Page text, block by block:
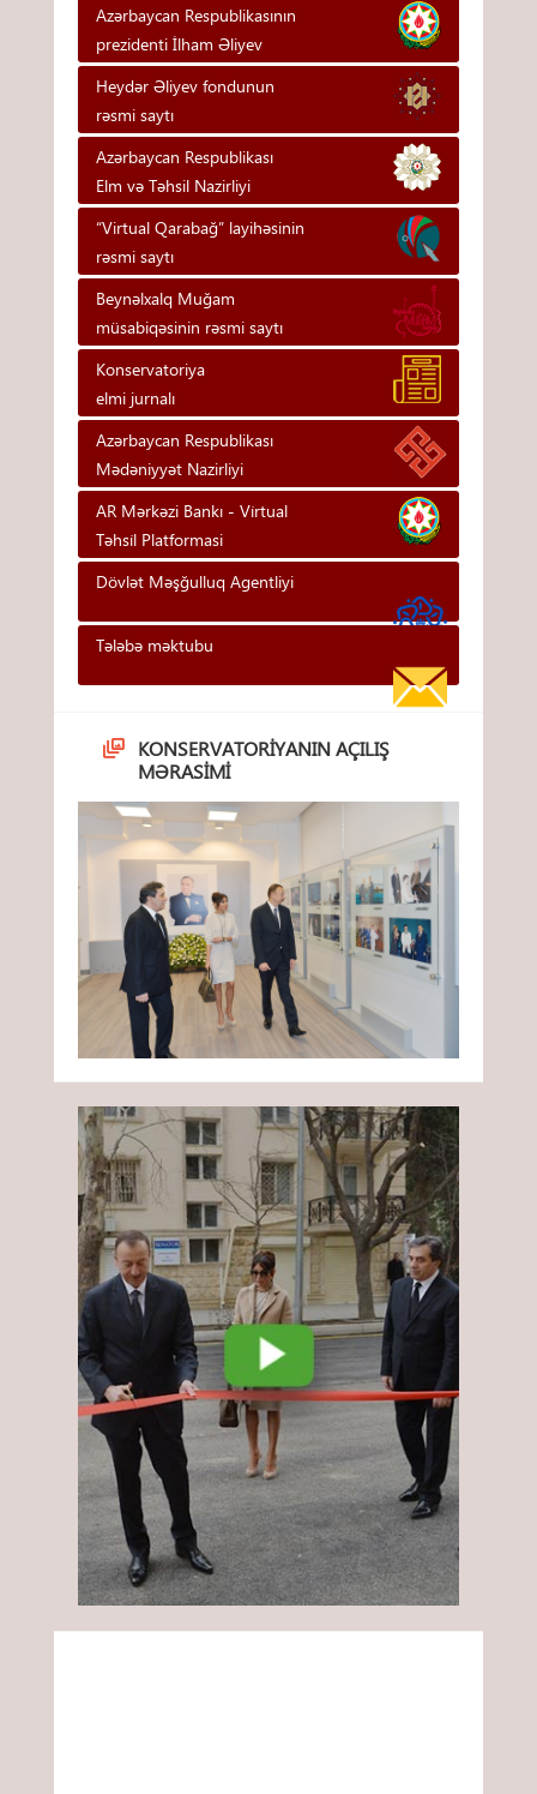
Azərbaycan Respublikasının
prezidenti İlham Əliyev
Heydər Əliyev fondunun
rəsmi saytı
Azərbaycan Respublikası
Elm və Təhsil Nazirliyi
“Virtual Qarabağ” layihəsinin
rəsmi saytı
Beynəlxalq Muğam
müsabiqəsinin rəsmi saytı
Konservatoriya
elmi jurnalı
Azərbaycan Respublikası
Mədəniyyət Nazirliyi
AR Mərkəzi Bankı - Vi̇rtual
Təhsi̇l Platformasi
Dövlət Məşğulluq Agentliyi
Tələbə məktubu
KONSERVATORIYANIN AÇILIŞ
MƏRASIMI